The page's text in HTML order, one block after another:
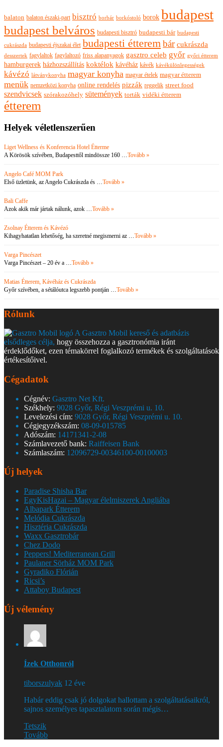
balaton balaton északi-part bisztró borbár borkóstoló borok budapest
budapest belváros budapesti bisztró budapesti bár budapesti
cukrászda budapesti éjszakai élet budapesti étterembár cukrászda
desszertek fagylaltok fagylaltozó friss alapanyagok gasztro celeb győr győri étterem
hamburgerek házhozszállítás koktélok kávéház kávék kávékülönlegességek
kávézó látványkonyha magyar konyha magyar ételek magyar étterem
menük nemzetközi konyha online rendelés pizzák reggelik street food
szendvicsek szórakozóhely sütemények torták vidéki étterem
étterem
Helyek véletlenszerűen
Liget Wellness és Konferencia Hotel Étterme
A Körösök szívében, Budapesttől mindössze 160 …Tovább »
Angelo Café MOM Park
Első üzletünk, az Angelo Cukrászda és …Tovább »
Bali Caffe
Azok akik már jártak nálunk, azok …Tovább »
Zsolnay Étterem és Kávézó
Kihagyhatatlan lehetőség, ha szeretné megismerni az …Tovább »
Varga Pincészet
Varga Pincészet – 20 év a …Tovább »
Matias Étterem, Kávéház és Cukrászda
Győr szívében, a sétálóutca legszebb pontján …Tovább »
Rólunk
A Gasztro Mobil kereső és adatbázis
elsődleges célja, hogy összehozza a gasztronómia iránt
érdeklődőket, ezen témakörrel foglalkozó termékek és szolgáltatások
értékesítőivel.
Cégadatok
Cégnév: Gasztro Net Kft.
Székhely: 9028 Győr, Régi Veszprémi u. 10.
Levelezési cím: 9028 Győr, Régi Veszprémi u. 10.
Cégjegyzékszám: 08-09-015785
Adószám: 14171341-2-08
Számlavezető bank: Raiffeisen Bank
Számlaszám: 12096729-00346100-00100003
Új helyek
Paradise Shisha Bar
EgyKisHazai – Magyar élelmiszerek Angliába
Albapark Étterem
Melódia Cukrászda
Hisztéria Cukrászda
Waxx Gasztrobár
Chez Dodo
Peppers! Mediterranean Grill
Paulaner Sörház MOM Park
Gyradiko Flórián
Ricsi’s
Attaboy Budapest
Új vélemény
Ízek Otthonról
tiborszulyak 12 éve
Habár eddig csak jó dolgokat hallottam a szolgáltatásaikról,
sajnos személyes tapasztalatom során mégis…
Tetszik
Tovább